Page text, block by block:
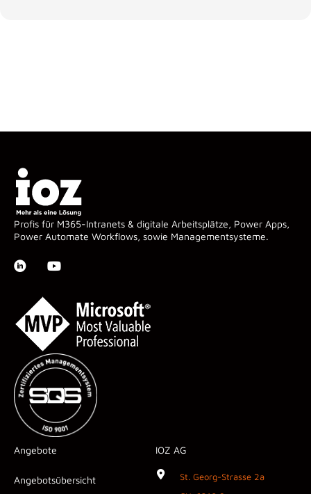
Profis für M365-Intranets & digitale Arbeitsplätze, Power Apps,
Power Automate Workflows, sowie Managementsysteme.
Angebote
Angebotsübersicht
IOZ AG
St. Georg-Strasse 2a